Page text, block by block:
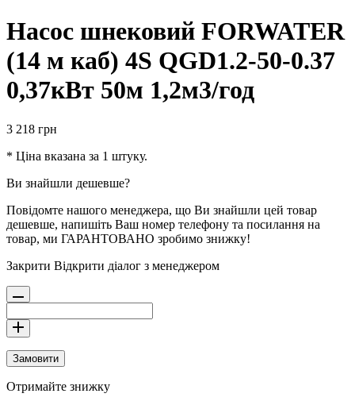
Насос шнековий FORWATER
(14 м каб) 4S QGD1.2-50-0.37
0,37кВт 50м 1,2м3/год
3 218 грн
* Ціна вказана за 1 штуку.
Ви знайшли дешевше?
Повідомте нашого менеджера, що Ви знайшли цей товар
дешевше, напишіть Ваш номер телефону та посилання на
товар, ми ГАРАНТОВАНО зробимо знижку!
Закрити Відкрити діалог з менеджером
Замовити
Отримайте знижку